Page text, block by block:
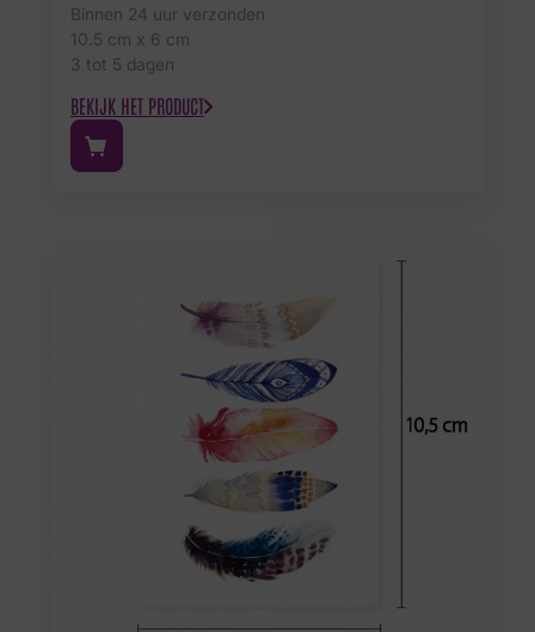
Binnen 24 uur verzonden
10.5 cm x 6 cm
3 tot 5 dagen
BEKIJK HET PRODUCT